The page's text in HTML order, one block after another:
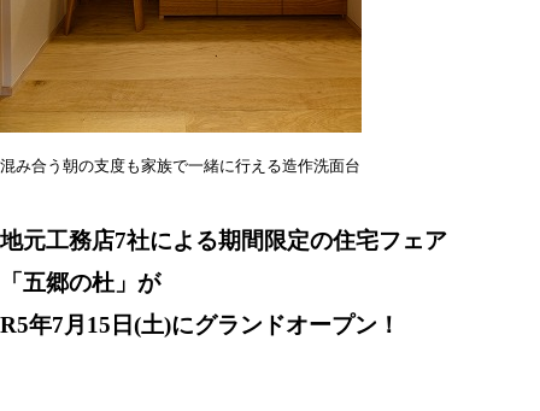
混み合う朝の支度も家族で一緒に行える造作洗面台
地元工務店7社による期間限定の住宅フェア
「五郷の杜」が
R5年7月15日(土)にグランドオープン！